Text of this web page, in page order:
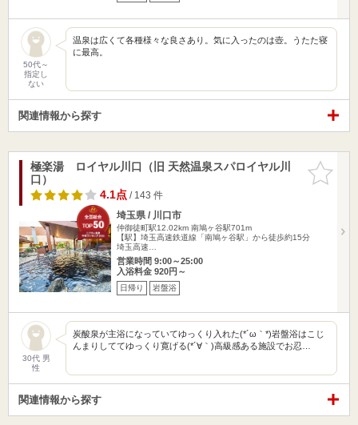
50代～
指定し
ない
温泉は広くて各種様々な良さあり。気に入ったのは壺。うたた寝
に最高。
関連情報から探す
お気に入
りに追加
極楽湯 ロイヤル川口（旧 天然温泉スパロイヤル川
口）
4.1点/ 143 件
埼玉県 / 川口市
仲御徒町駅12.02km 南鳩ヶ谷駅701m
【駅】埼玉高速鉄道線「南鳩ヶ谷駅」から徒歩約15分
埼玉高速…
営業時間 9:00～25:00
入浴料金 920円～
日帰り 岩盤浴
30代 男
性
炭酸泉が主浴になっていてゆっくり入れた(*´ω｀*)岩盤浴はこじ
んまりしててゆっくり寛げる(*´∀｀)高級感ある施設でお忍…
関連情報から探す